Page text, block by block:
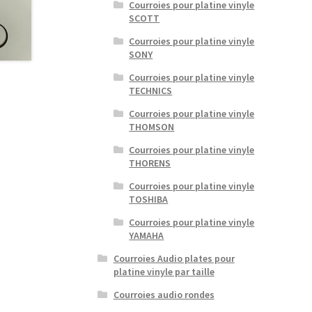
Courroies pour platine vinyle
SCOTT
Courroies pour platine vinyle
SONY
Courroies pour platine vinyle
TECHNICS
Courroies pour platine vinyle
THOMSON
Courroies pour platine vinyle
THORENS
Courroies pour platine vinyle
TOSHIBA
Courroies pour platine vinyle
YAMAHA
Courroies Audio plates pour
platine vinyle par taille
Courroies audio rondes